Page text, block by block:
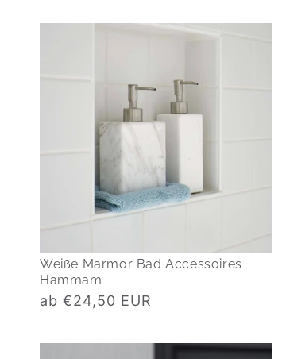
Weiße Marmor Bad Accessoires
Hammam
Normaler
ab €24,50 EUR